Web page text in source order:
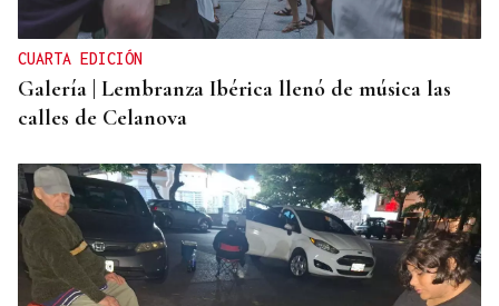
CUARTA EDICIÓN
Galería | Lembranza Ibérica llenó de música las
calles de Celanova